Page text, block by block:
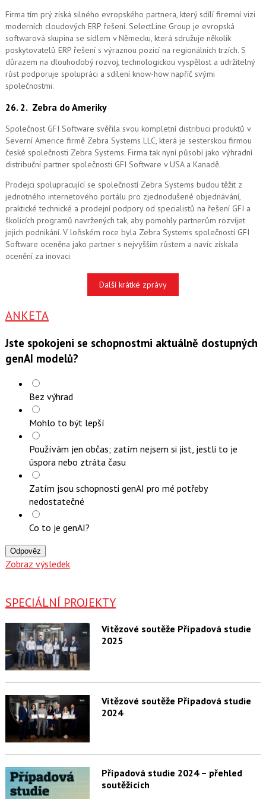
Firma tím prý získá silného evropského partnera, který sdílí firemní vizi
moderních cloudových ERP řešení. SelectLine Group je evropská
softwarová skupina se sídlem v Německu, která sdružuje několik
poskytovatelů ERP řešení s výraznou pozicí na regionálních trzích. S
důrazem na dlouhodobý rozvoj, technologickou vyspělost a udržitelný
růst podporuje spolupráci a sdílení know-how napříč svými
společnostmi.
26. 2. Zebra do Ameriky
Společnost GFI Software svěřila svou kompletní distribuci produktů v
Severní Americe firmě Zebra Systems LLC, která je sesterskou firmou
české společnosti Zebra Systems. Firma tak nyní působí jako výhradní
distribuční partner společnosti GFI Software v USA a Kanadě.
Prodejci spolupracující se společností Zebra Systems budou těžit z
jednotného internetového portálu pro zjednodušené objednávání,
praktické technické a prodejní podpory od specialistů na řešení GFI a
školicích programů navržených tak, aby pomohly partnerům rozvíjet
jejich podnikání. V loňském roce byla Zebra Systems společností GFI
Software oceněna jako partner s nejvyšším růstem a navíc získala
ocenění za inovaci.
Další krátké zprávy
ANKETA
Jste spokojeni se schopnostmi aktuálně dostupných
genAI modelů?
Bez výhrad
Mohlo to být lepší
Používám jen občas; zatím nejsem si jist, jestli to je
úspora nebo ztráta času
Zatím jsou schopnosti genAI pro mé potřeby
nedostatečné
Co to je genAI?
Odpověz
Zobraz výsledek
SPECIÁLNÍ PROJEKTY
Vítězové soutěže Případová studie
2025
Vítězové soutěže Případová studie
2024
Případová studie 2024 – přehled
soutěžících